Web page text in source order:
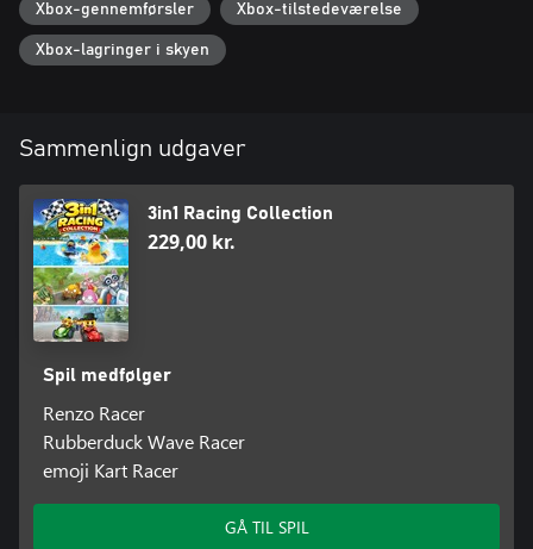
Xbox-gennemførsler Xbox-tilstedeværelse
Xbox-lagringer i skyen
Sammenlign udgaver
3in1 Racing Collection
229,00 kr.
Spil medfølger
Renzo Racer
Rubberduck Wave Racer
emoji Kart Racer
GÅ TIL SPIL